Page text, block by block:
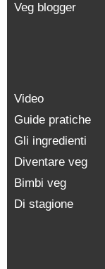
Veg blogger
Video
Guide pratiche
Gli ingredienti
Diventare veg
Bimbi veg
Di stagione